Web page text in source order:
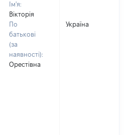
Ім'я:
Вікторія
По
батькові
(за
наявності):
Орестівна
Україна